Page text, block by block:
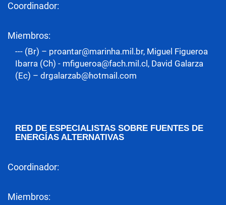
Coordinador:
Miembros:
--- (Br) – proantar@marinha.mil.br, Miguel Figueroa
Ibarra (Ch) - mfigueroa@fach.mil.cl, David Galarza
(Ec) – drgalarzab@hotmail.com
RED DE ESPECIALISTAS SOBRE FUENTES DE
ENERGÍAS ALTERNATIVAS
Coordinador:
Miembros: